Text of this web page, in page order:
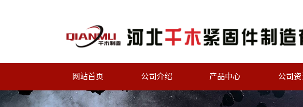
网站首页 公司介绍 产品中心 公司资